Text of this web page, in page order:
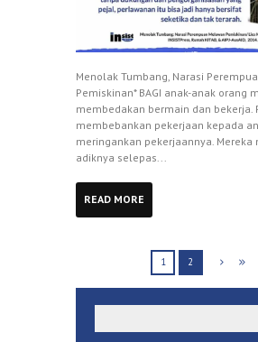
Menolak Tumbang, Narasi
Pemiskinan* BAGI anak-anak orang
membedakan bermain dan bekerja.
membebankan pekerjaan kepada
meringankan pekerjaannya. Mereka
adiknya selepas...
READ MORE
1 2